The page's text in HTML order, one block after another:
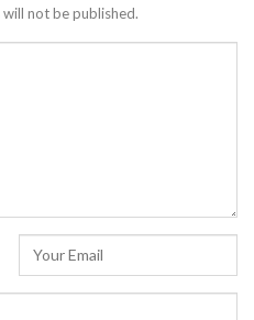
not be published.